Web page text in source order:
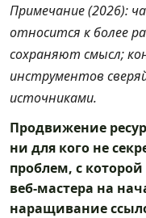
Примечание (2026):
относится к более
сохраняют смысл;
инструментов
источниками.
Продвижение
ни для кого не
проблем, с
веб-мастера на
наращивание